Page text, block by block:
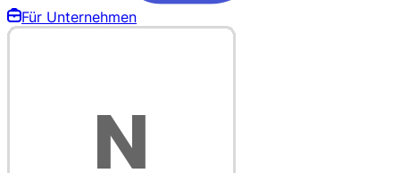
Für Unternehmen